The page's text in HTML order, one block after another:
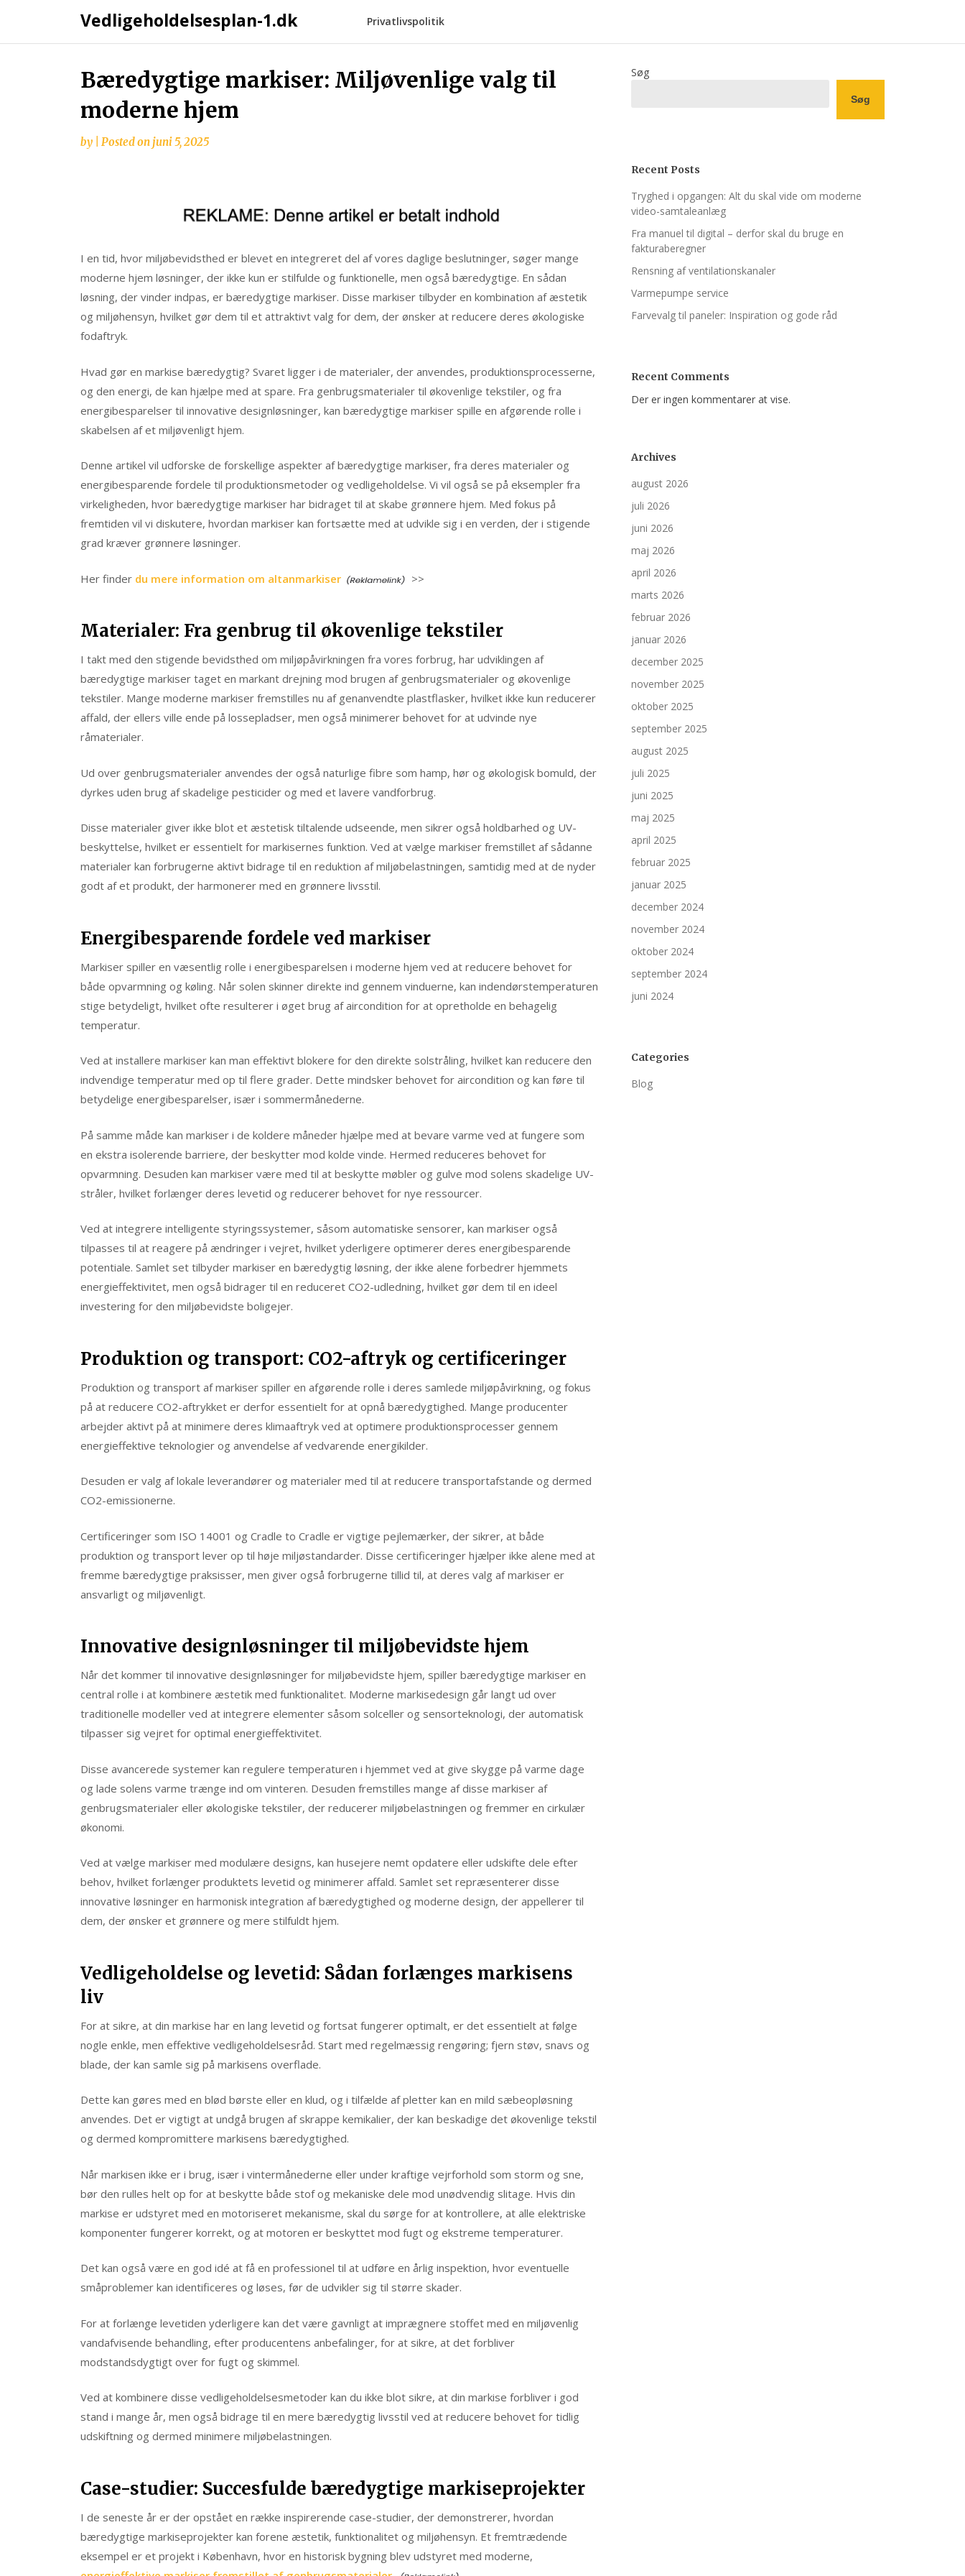
Vedligeholdelsesplan-1.dk Privatlivspolitik
Skip
content
Bæredygtige markiser: Miljøvenlige valg til
moderne hjem
by Posted on juni 5, 2025
I en tid, hvor miljøbevidsthed er blevet en integreret del af vores daglige beslutninger, søger mange
moderne hjem løsninger, der ikke kun er stilfulde og funktionelle, men også bæredygtige. En sådan
løsning, der vinder indpas, er bæredygtige markiser. Disse markiser tilbyder en kombination af æstetik
og miljøhensyn, hvilket gør dem til et attraktivt valg for dem, der ønsker at reducere deres økologiske
fodaftryk.
Hvad gør en markise bæredygtig? Svaret ligger i de materialer, der anvendes, produktionsprocesserne,
og den energi, de kan hjælpe med at spare. Fra genbrugsmaterialer til økovenlige tekstiler, og fra
energibesparelser til innovative designløsninger, kan bæredygtige markiser spille en afgørende rolle i
skabelsen af et miljøvenligt hjem.
Denne artikel vil udforske de forskellige aspekter af bæredygtige markiser, fra deres materialer og
energibesparende fordele til produktionsmetoder og vedligeholdelse. Vi vil også se på eksempler fra
virkeligheden, hvor bæredygtige markiser har bidraget til at skabe grønnere hjem. Med fokus på
fremtiden vil vi diskutere, hvordan markiser kan fortsætte med at udvikle sig i en verden, der i stigende
grad kræver grønnere løsninger.
Her finder du mere information om altanmarkiser >>
Materialer: Fra genbrug til økovenlige tekstiler
I takt med den stigende bevidsthed om miljøpåvirkningen fra vores forbrug, har udviklingen af
bæredygtige markiser taget en markant drejning mod brugen af genbrugsmaterialer og økovenlige
tekstiler. Mange moderne markiser fremstilles nu af genanvendte plastflasker, hvilket ikke kun reducerer
affald, der ellers ville ende på lossepladser, men også minimerer behovet for at udvinde nye
råmaterialer.
Ud over genbrugsmaterialer anvendes der også naturlige fibre som hamp, hør og økologisk bomuld, der
dyrkes uden brug af skadelige pesticider og med et lavere vandforbrug.
Disse materialer giver ikke blot et æstetisk tiltalende udseende, men sikrer også holdbarhed og UV-
beskyttelse, hvilket er essentielt for markisernes funktion. Ved at vælge markiser fremstillet af sådanne
materialer kan forbrugerne aktivt bidrage til en reduktion af miljøbelastningen, samtidig med at de nyder
godt af et produkt, der harmonerer med en grønnere livsstil.
Energibesparende fordele ved markiser
Markiser spiller en væsentlig rolle i energibesparelsen i moderne hjem ved at reducere behovet for
både opvarmning og køling. Når solen skinner direkte ind gennem vinduerne, kan indendørstemperaturen
stige betydeligt, hvilket ofte resulterer i øget brug af aircondition for at opretholde en behagelig
temperatur.
Ved at installere markiser kan man effektivt blokere for den direkte solstråling, hvilket kan reducere den
indvendige temperatur med op til flere grader. Dette mindsker behovet for aircondition og kan føre til
betydelige energibesparelser, især i sommermånederne.
På samme måde kan markiser i de koldere måneder hjælpe med at bevare varme ved at fungere som
en ekstra isolerende barriere, der beskytter mod kolde vinde. Hermed reduceres behovet for
opvarmning. Desuden kan markiser være med til at beskytte møbler og gulve mod solens skadelige UV-
stråler, hvilket forlænger deres levetid og reducerer behovet for nye ressourcer.
Ved at integrere intelligente styringssystemer, såsom automatiske sensorer, kan markiser også
tilpasses til at reagere på ændringer i vejret, hvilket yderligere optimerer deres energibesparende
potentiale. Samlet set tilbyder markiser en bæredygtig løsning, der ikke alene forbedrer hjemmets
energieffektivitet, men også bidrager til en reduceret CO2-udledning, hvilket gør dem til en ideel
investering for den miljøbevidste boligejer.
Produktion og transport: CO2-aftryk og certificeringer
Produktion og transport af markiser spiller en afgørende rolle i deres samlede miljøpåvirkning, og fokus
på at reducere CO2-aftrykket er derfor essentielt for at opnå bæredygtighed. Mange producenter
arbejder aktivt på at minimere deres klimaaftryk ved at optimere produktionsprocesser gennem
energieffektive teknologier og anvendelse af vedvarende energikilder.
Desuden er valg af lokale leverandører og materialer med til at reducere transportafstande og dermed
CO2-emissionerne.
Certificeringer som ISO 14001 og Cradle to Cradle er vigtige pejlemærker, der sikrer, at både
produktion og transport lever op til høje miljøstandarder. Disse certificeringer hjælper ikke alene med at
fremme bæredygtige praksisser, men giver også forbrugerne tillid til, at deres valg af markiser er
ansvarligt og miljøvenligt.
Innovative designløsninger til miljøbevidste hjem
Når det kommer til innovative designløsninger for miljøbevidste hjem, spiller bæredygtige markiser en
central rolle i at kombinere æstetik med funktionalitet. Moderne markisedesign går langt ud over
traditionelle modeller ved at integrere elementer såsom solceller og sensorteknologi, der automatisk
tilpasser sig vejret for optimal energieffektivitet.
Disse avancerede systemer kan regulere temperaturen i hjemmet ved at give skygge på varme dage
og lade solens varme trænge ind om vinteren. Desuden fremstilles mange af disse markiser af
genbrugsmaterialer eller økologiske tekstiler, der reducerer miljøbelastningen og fremmer en cirkulær
økonomi.
Ved at vælge markiser med modulære designs, kan husejere nemt opdatere eller udskifte dele efter
behov, hvilket forlænger produktets levetid og minimerer affald. Samlet set repræsenterer disse
innovative løsninger en harmonisk integration af bæredygtighed og moderne design, der appellerer til
dem, der ønsker et grønnere og mere stilfuldt hjem.
Vedligeholdelse og levetid: Sådan forlænges markisens
liv
For at sikre, at din markise har en lang levetid og fortsat fungerer optimalt, er det essentielt at følge
nogle enkle, men effektive vedligeholdelsesråd. Start med regelmæssig rengøring; fjern støv, snavs og
blade, der kan samle sig på markisens overflade.
Dette kan gøres med en blød børste eller en klud, og i tilfælde af pletter kan en mild sæbeopløsning
anvendes. Det er vigtigt at undgå brugen af skrappe kemikalier, der kan beskadige det økovenlige tekstil
og dermed kompromittere markisens bæredygtighed.
Når markisen ikke er i brug, især i vintermånederne eller under kraftige vejrforhold som storm og sne,
bør den rulles helt op for at beskytte både stof og mekaniske dele mod unødvendig slitage. Hvis din
markise er udstyret med en motoriseret mekanisme, skal du sørge for at kontrollere, at alle elektriske
komponenter fungerer korrekt, og at motoren er beskyttet mod fugt og ekstreme temperaturer.
Det kan også være en god idé at få en professionel til at udføre en årlig inspektion, hvor eventuelle
småproblemer kan identificeres og løses, før de udvikler sig til større skader.
For at forlænge levetiden yderligere kan det være gavnligt at imprægnere stoffet med en miljøvenlig
vandafvisende behandling, efter producentens anbefalinger, for at sikre, at det forbliver
modstandsdygtigt over for fugt og skimmel.
Ved at kombinere disse vedligeholdelsesmetoder kan du ikke blot sikre, at din markise forbliver i god
stand i mange år, men også bidrage til en mere bæredygtig livsstil ved at reducere behovet for tidlig
udskiftning og dermed minimere miljøbelastningen.
Case-studier: Succesfulde bæredygtige markiseprojekter
I de seneste år er der opstået en række inspirerende case-studier, der demonstrerer, hvordan
bæredygtige markiseprojekter kan forene æstetik, funktionalitet og miljøhensyn. Et fremtrædende
eksempel er et projekt i København, hvor en historisk bygning blev udstyret med moderne,
Søg
Søg
Recent Posts
Tryghed i opgangen: Alt du skal vide om moderne
video-samtaleanlæg
Fra manuel til digital – derfor skal du bruge en
fakturaberegner
Rensning af ventilations­kanaler
Varmepumpe service
Farvevalg til paneler: Inspiration og gode råd
Recent Comments
Der er ingen kommentarer at vise.
Archives
august 2026
juli 2026
juni 2026
maj 2026
april 2026
marts 2026
februar 2026
januar 2026
december 2025
november 2025
oktober 2025
september 2025
august 2025
juli 2025
juni 2025
maj 2025
april 2025
februar 2025
januar 2025
december 2024
november 2024
oktober 2024
september 2024
juni 2024
Categories
Blog